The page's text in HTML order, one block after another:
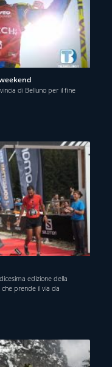
di Belluno per il fine
edizione della
prende il via da